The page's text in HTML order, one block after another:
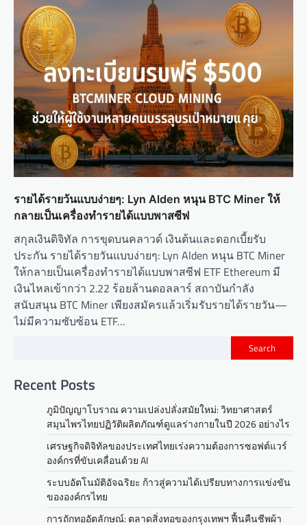
รายได้รายวันแบบง่ายๆ: Lyn Alden หนุน BTC Miner ให้
กลายเป็นเครื่องทำรายได้แบบพาสซีฟ
สกุลเงินดิจิทัล การขุดบนคลาวด์ เงินต้นและดอกเบี้ยรับ
ประกัน รายได้รายวันแบบง่ายๆ: Lyn Alden หนุน BTC Miner
ให้กลายเป็นเครื่องทำรายได้แบบพาสซีฟ ETF Ethereum มี
เงินไหลเข้ากว่า 2.22 ร้อยล้านดอลลาร์ สถาบันกำลัง
สนับสนุน BTC Miner เพียงสมัครแล้วเริ่มรับรายได้รายวัน—
ไม่มีความซับซ้อน ETF…
Search
Recent Posts
ภูมิปัญญาโบราณ ความเปล่งปลั่งสมัยใหม่: วิทยาศาสตร์
สมุนไพรไทยปฏิวัติผลิตภัณฑ์ดูแลร่างกายในปี 2026 อย่างไร
เศรษฐกิจดิจิทัลของประเทศไทยเร่งความต้องการซอฟต์แวร์
องค์กรที่ขับเคลื่อนด้วย AI
ระบบอัตโนมัติอัจฉริยะ ก้าวสู่ความได้เปรียบทางการแข่งขัน
ขององค์กรไทย
การถักทออัตลักษณ์: ตลาดสิ่งทอของกรุงเทพฯ ฟื้นคืนชีพผ้า